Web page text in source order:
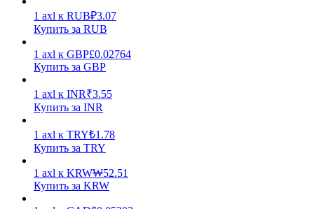
Силовая свинья
1 axl к RUB₽3.07
Купить за RUB
1 axl к GBP£0.02764
Купить за GBP
1 axl к INR₹3.55
Купить за INR
1 axl к TRY₺1.78
Купить за TRY
1 axl к KRW₩52.51
Купить за KRW